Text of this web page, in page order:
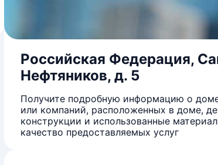
Российская Федерация,
Нефтяников, д. 5
Получите подробную информацию о
или компаний, расположенных в доме,
конструкции и использованные
качество предоставляемых услуг